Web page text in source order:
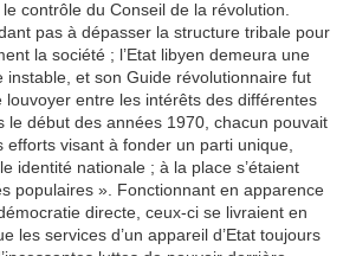
contrôle du Conseil de la révolution.
pas à dépasser la structure tribale pour
la société ; l’Etat libyen demeura une
instable, et son Guide révolutionnaire fut
louvoyer entre les intérêts des différentes
le début des années 1970, chacun pouvait
efforts visant à fonder un parti unique,
identité nationale ; à la place s’étaient
populaires ». Fonctionnant en apparence
directe, ceux-ci se livraient en
les services d’un appareil d’Etat toujours